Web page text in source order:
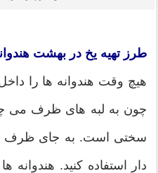
طرز تهیه یخ در بهشت
هیچ وقت هندوانه ها را
چون به لبه های ظرف می
سختی است. به جای ظرف
دار استفاده کنید.